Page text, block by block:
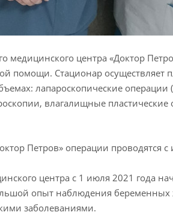
медицинского центра «Доктор
помощи. Стационар
лапароскопические
влагалищные
Петров» операции проводятся
центра с 1 июля 2021 года
опыт наблюдения
заболеваниями.